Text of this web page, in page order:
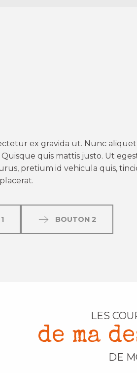
aux
ex gravida ut. Nunc
quis mattis justo. Ut
pretium id vehicula quis,
BOUTON 2
LES
de ma
DE